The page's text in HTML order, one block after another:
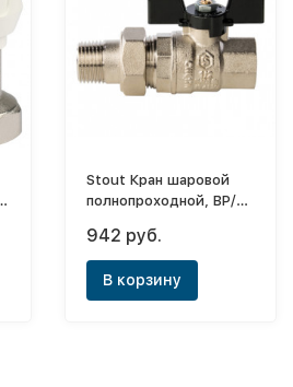
Stout Кран шаровой
полнопроходной, ВР/
американка
942 руб.
В корзину